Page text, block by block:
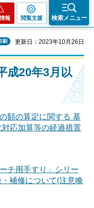
報 閲覧支援 検索メニュー
刷 更新日：2023年10月26日
成20年3月以
額の算定に関する 基
応加算等の経過措置
チ用手すり」シリー
補修について(注意喚